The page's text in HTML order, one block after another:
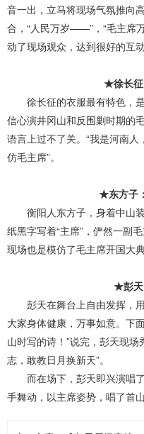
音一出，立马将现场气氛推向
合，“人民万岁——”，“毛主席
动了现场观众，达到很好的互动
★徐长征
徐长征的衣服最有特色，
信心演井冈山和反围剿时期的
语言上过不了关。“我是河南
仿毛主席”。
★东方子
衡阳人东方子，身着中山
纸黑字写着“主席”，俨然一副
现场也是模仿了毛主席开国大
★彭天
彭天在舞台上自由发挥，
大家身体健康，万事如意。下
山时写的诗！”说完，彭天现
志，敢教日月换新天”。
而在场下，彭天即兴演唱
手舞动，以主席姿势，唱了首